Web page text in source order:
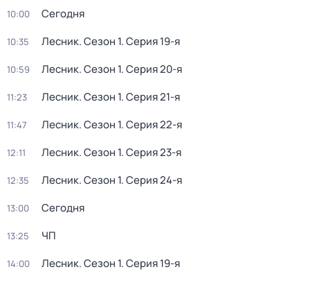
10:00 Сегодня
10:35 Лесник. Сезон 1. Серия 19-я
10:59 Лесник. Сезон 1. Серия 20-я
11:23 Лесник. Сезон 1. Серия 21-я
11:47 Лесник. Сезон 1. Серия 22-я
12:11 Лесник. Сезон 1. Серия 23-я
12:35 Лесник. Сезон 1. Серия 24-я
13:00 Сегодня
13:25 ЧП
14:00 Лесник. Сезон 1. Серия 19-я